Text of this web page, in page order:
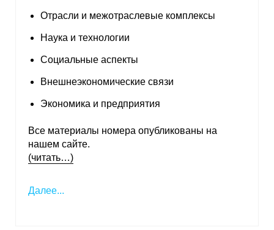
Отрасли и межотраслевые комплексы
Наука и технологии
Социальные аспекты
Внешнеэкономические связи
Экономика и предприятия
Все материалы номера опубликованы на
нашем сайте.
(читать…)
Далее...